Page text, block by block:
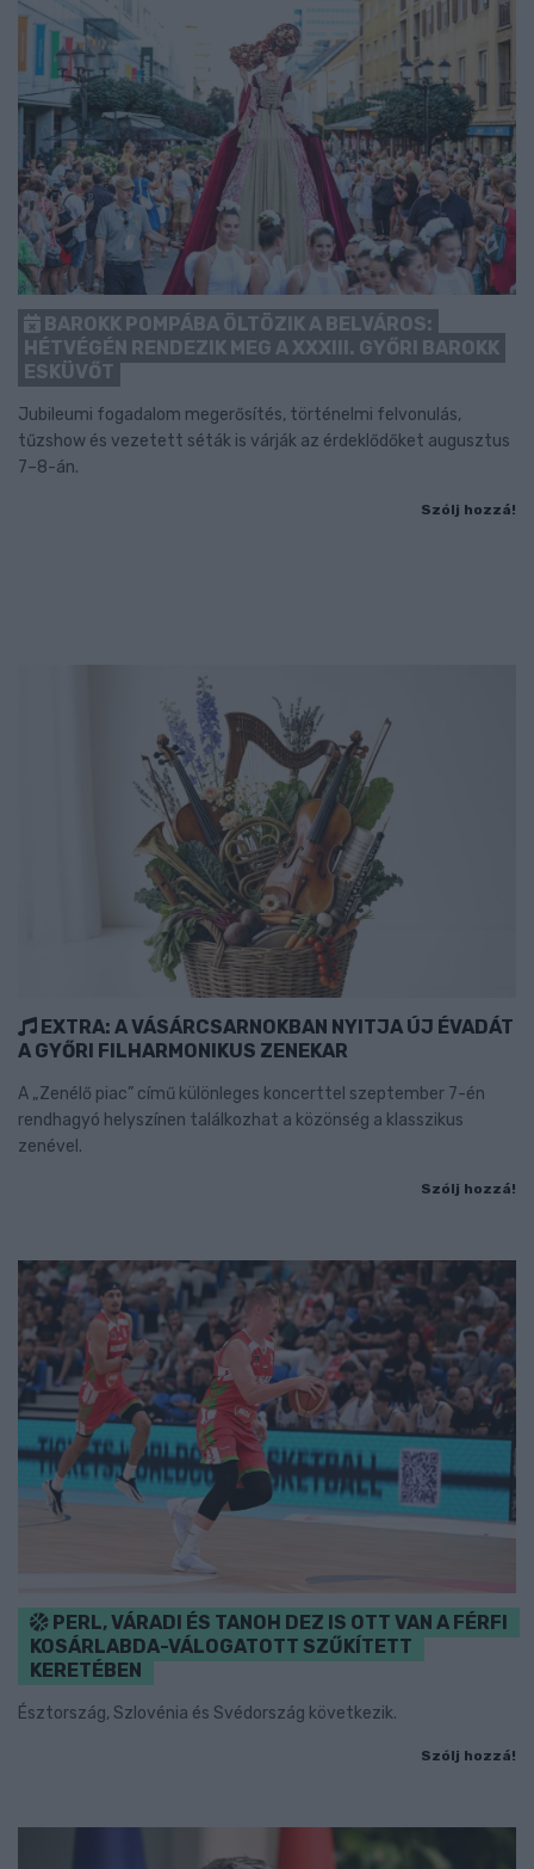
BAROKK POMPÁBA ÖLTÖZIK A BELVÁROS:
HÉTVÉGÉN RENDEZIK MEG A XXXIII. GYŐRI BAROKK
ESKÜVŐT
Jubileumi fogadalom megerősítés, történelmi felvonulás,
tűzshow és vezetett séták is várják az érdeklődőket augusztus
7–8-án.
Szólj hozzá!
EXTRA: A VÁSÁRCSARNOKBAN NYITJA ÚJ ÉVADÁT
A GYŐRI FILHARMONIKUS ZENEKAR
A „Zenélő piac” című különleges koncerttel szeptember 7-én
rendhagyó helyszínen találkozhat a közönség a klasszikus
zenével.
Szólj hozzá!
PERL, VÁRADI ÉS TANOH DEZ IS OTT VAN A FÉRFI
KOSÁRLABDA-VÁLOGATOTT SZŰKÍTETT
KERETÉBEN
Észtország, Szlovénia és Svédország következik.
Szólj hozzá!